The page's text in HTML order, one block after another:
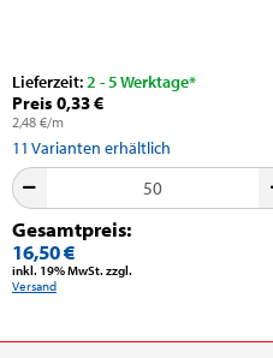
Lieferzeit:2 - 5 Werktage*
Preis 0,33 €
2,48 €/m
11 Varianten erhältlich
Gesamtpreis:
16,50 €
inkl. 19% MwSt. zzgl.
Versand